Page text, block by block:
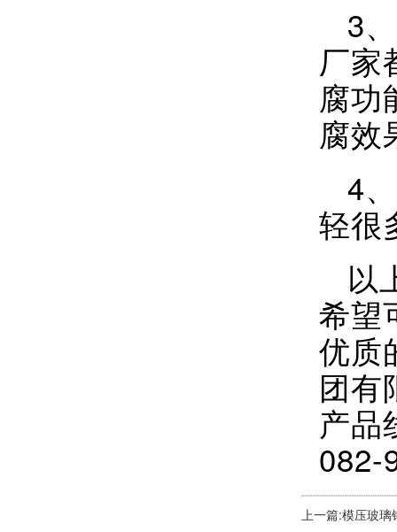
3
厂家
腐功
腐效
4
轻很
以
希望
优质
团有
产品
082-
上一篇:模压玻